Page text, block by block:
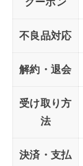
不良品対応
解約・退会
受け取り方
法
決済・支払